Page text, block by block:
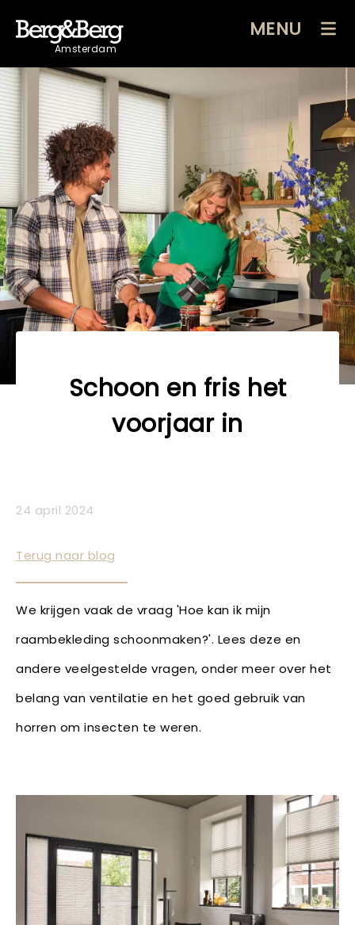
Amsterdam
MENU
Schoon en fris het
voorjaar in
24 april 2024
Terug naar blog
We krijgen vaak de vraag 'Hoe kan ik mijn
raambekleding schoonmaken?'. Lees deze en
andere veelgestelde vragen, onder meer over het
belang van ventilatie en het goed gebruik van
horren om insecten te weren.